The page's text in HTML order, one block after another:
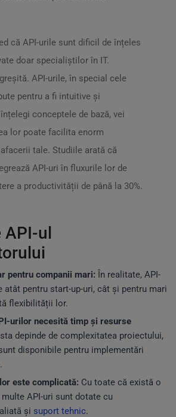
că API-urile sunt dificil de înțeles
doar specialiștilor în IT.
API-urile, în special cele
pentru a fi intuitive și
conceptele de bază, vei
lor poate facilita enorm
tale. Studiile arată că
API-uri în fluxurile lor de
a productivității de până la 30%.
API-ul
pentru companii mari: În realitate, API-
atât pentru start-up-uri, cât și pentru mari
flexibilității lor.
urilor necesită timp și resurse
depinde de complexitatea proiectului,
disponibile pentru implementări
este complicată: Cu toate că există o
API-uri sunt dotate cu
și suport tehnic.